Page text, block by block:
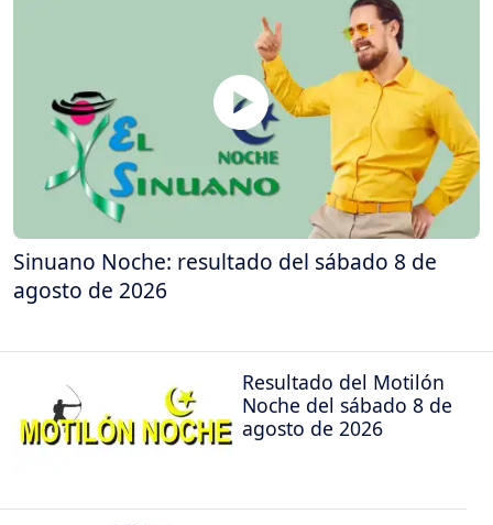
Sinuano Noche: resultado del sábado 8 de
agosto de 2026
Resultado del Motilón
Noche del sábado 8 de
agosto de 2026